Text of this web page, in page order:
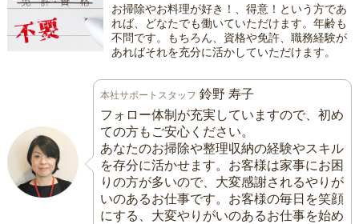
お掃除やお料理が好き！、得意！という方であ
れば、どなたでも働いていただけます。年齢も
不問です。もちろん、資格や免許、職務経験が
あればそれを充分に活かしていただけます。
本社サポートスタッフ 鈴野 寿子
フォロー体制が充実していますので、初め
ての方もご安心ください。
あなたのお掃除や整理収納の経験やスキル
を存分に活かせます。お客様は家事にお困
りの方が多いので、大変感謝されるやりが
いのあるお仕事です。お客様の毎日を笑顔
にする、大変やりがいのあるお仕事を始め